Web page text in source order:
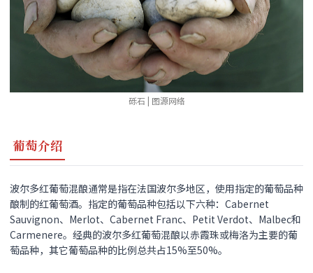
砾石 | 图源网络
葡萄介绍
波尔多红葡萄混酿通常是指在法国波尔多地区，使用指定的葡萄品种
酿制的红葡萄酒。指定的葡萄品种包括以下六种：Cabernet
Sauvignon、Merlot、Cabernet Franc、Petit Verdot、Malbec和
Carmenere。经典的波尔多红葡萄混酿以赤霞珠或梅洛为主要的葡
萄品种，其它葡萄品种的比例总共占15%至50%。